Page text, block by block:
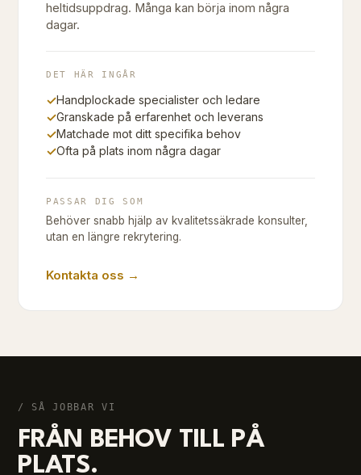
heltidsuppdrag. Många kan börja inom några
dagar.
DET HÄR INGÅR
✓Handplockade specialister och ledare
✓Granskade på erfarenhet och leverans
✓Matchade mot ditt specifika behov
✓Ofta på plats inom några dagar
PASSAR DIG SOM
Behöver snabb hjälp av kvalitetssäkrade konsulter,
utan en längre rekrytering.
Kontakta oss →
/ SÅ JOBBAR VI
FRÅN BEHOV TILL PÅ
PLATS.